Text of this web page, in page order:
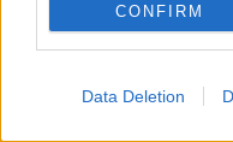
CONFIRM
Data Deletion